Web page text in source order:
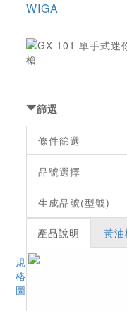
WIGA
篩選
條件篩選
品號選擇
生成品號(型號)
產品說明 黃
規
格
圖